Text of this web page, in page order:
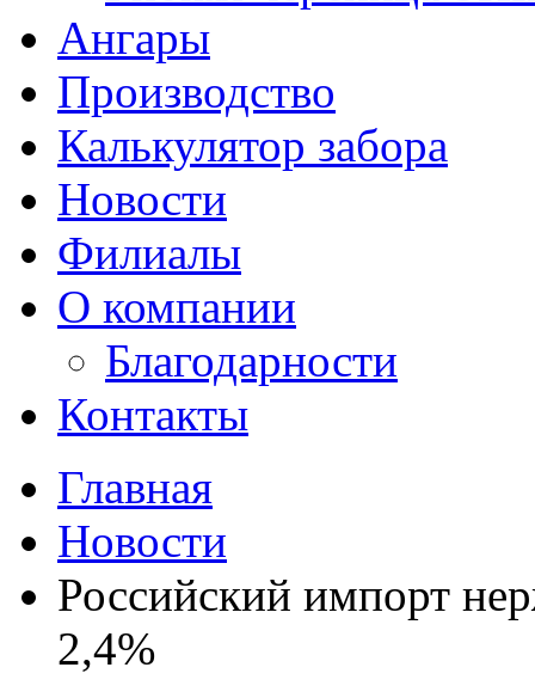
Ангары
Производство
Калькулятор забора
Новости
Филиалы
О компании
Благодарности
Контакты
Главная
Новости
Российский импорт
2,4%